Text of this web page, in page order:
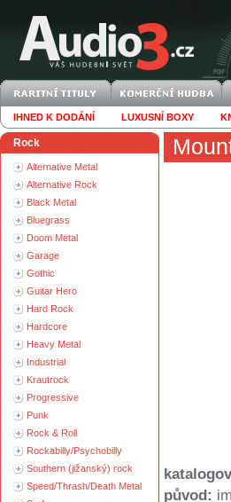
IHNED K DODÁNÍ LUXUSNÍ BOXY
Rock
Alternative Metal
Alternative Rock
Black Metal
Bluegrass
Doom Metal
Garage
Gothic
Guitar Hero
Hard Rock
Hardcore
Heavy Metal
Industrial
Krautrock
Progressive
Punk
Rock & Roll
Rockabilly/Psychobilly
Southern (jižanský) rock
Speed/Thrash/Death Metal
původ: